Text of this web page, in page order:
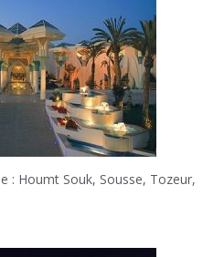
: Houmt Souk, Sousse, Tozeur,